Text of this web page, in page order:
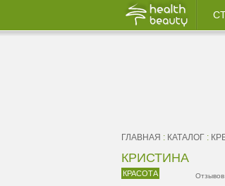
ГЛАВНАЯ : КАТАЛОГ :
КРИСТИНА
КРАСОТА Отзывов